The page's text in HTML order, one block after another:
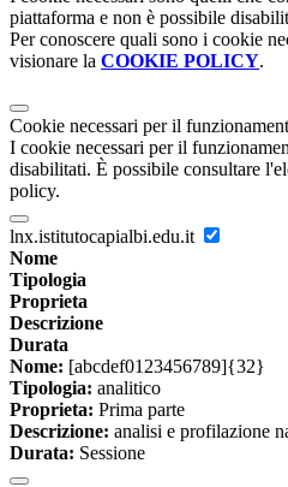
piattaforma e non è possibile
Per conoscere quali sono i cookie
visionare la COOKIE POLICY.
Cookie necessari per il
I cookie necessari per il
disabilitati. È possibile consultare
policy.
lnx.istitutocapialbi.edu.it
Nome
Tipologia
Proprieta
Descrizione
Durata
Nome: [abcdef0123456789]{32}
Tipologia: analitico
Proprieta: Prima parte
Descrizione: analisi e profilazione
Durata: Sessione